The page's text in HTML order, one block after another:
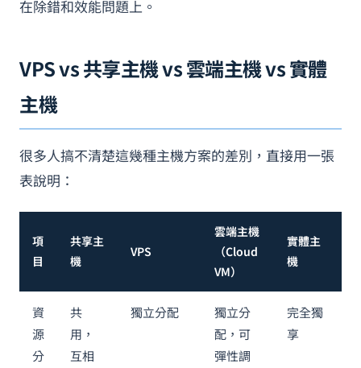
在除錯和效能問題上。
VPS vs 共享主機 vs 雲端主機 vs 實體
主機
很多人搞不清楚這幾種主機方案的差別，直接用一張
表說明：
項
目
共享主
機
VPS
雲端主機
（Cloud
VM）
實體主
機
資
源
分
共
用，
互相
獨立分配
獨立分
配，可
彈性調
完全獨
享